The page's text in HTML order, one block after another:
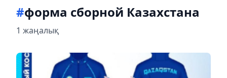
#форма сборной Казахстана
1 жаңалық